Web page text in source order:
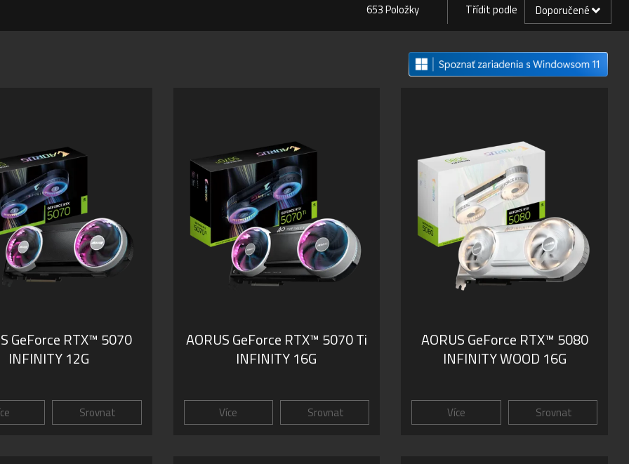
653 Položky Třídit podle Doporučené
GeForce RTX™ 5070
INFINITY 12G
Srovnat
AORUS GeForce RTX™ 5070 Ti
INFINITY 16G
Více Srovnat
AORUS GeForce RTX™ 5080
INFINITY WOOD 16G
Více Srovnat